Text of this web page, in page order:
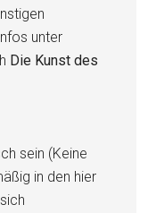
unter
Die Kunst des
sein (Keine
in den hier